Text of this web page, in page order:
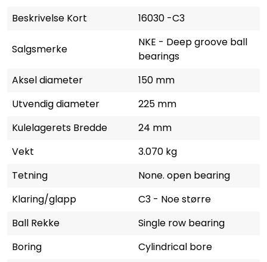
Beskrivelse Kort 16030 -C3
Salgsmerke
NKE - Deep groove ball
bearings
Aksel diameter
150 mm
Utvendig diameter
225 mm
Kulelagerets Bredde
24 mm
Vekt
3.070 kg
Tetning
None. open bearing
Klaring/glapp
C3 - Noe større
Ball Rekke
Single row bearing
Boring
Cylindrical bore